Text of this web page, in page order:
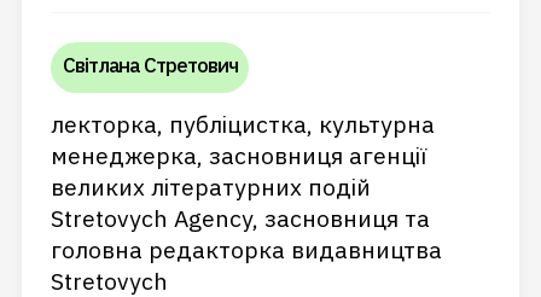
Світлана Стретович
лекторка, публіцистка, культурна
менеджерка, засновниця агенції
великих літературних подій
Stretovych Agency, засновниця та
головна редакторка видавництва
Stretovych